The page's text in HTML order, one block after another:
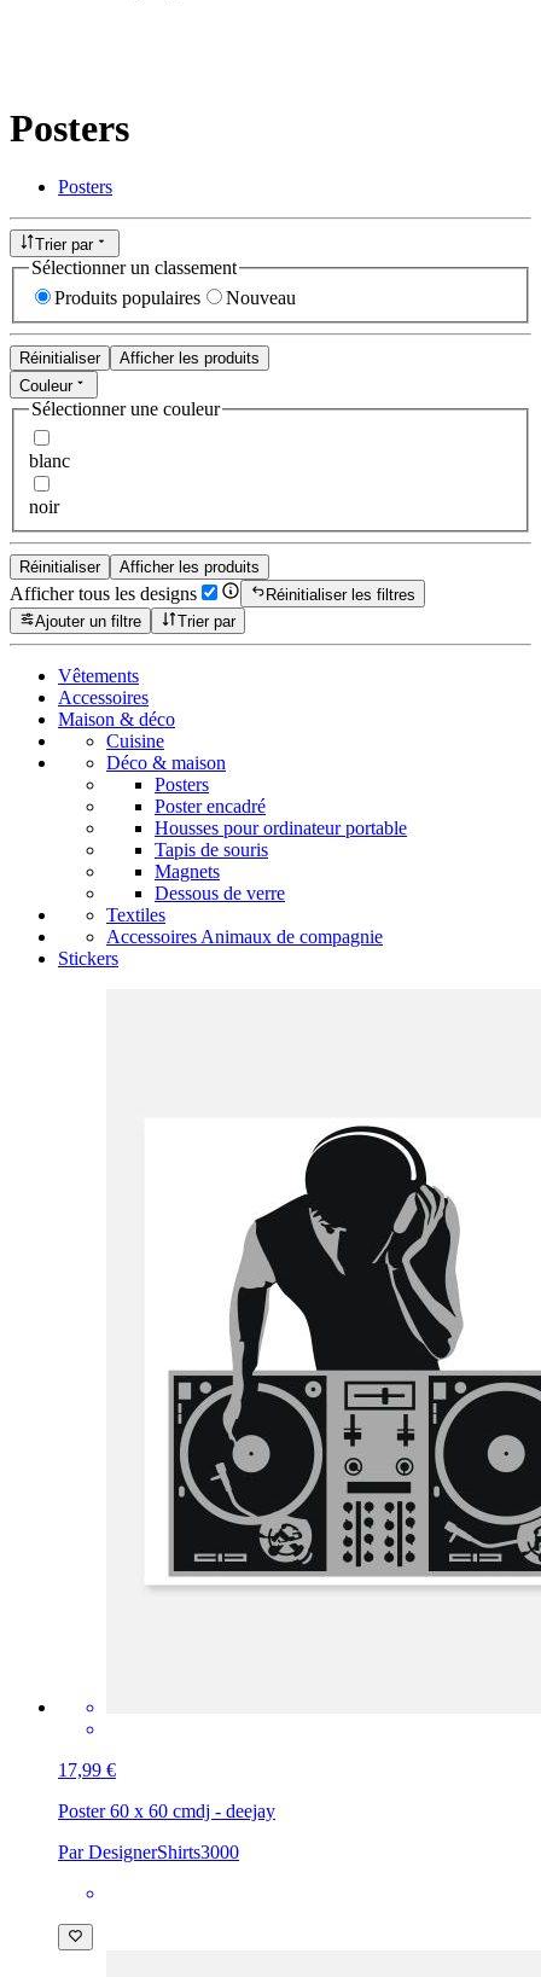
Posters
Posters
Trier par
Sélectionner un classement
Produits populaires
Nouveau
Réinitialiser
Afficher les produits
Couleur
Sélectionner une couleur
blanc
noir
Réinitialiser Afficher les produits
Afficher tous les designs
Réinitialiser les filtres
Ajouter un filtre
Trier par
Vêtements
Accessoires
Maison & déco
Cuisine
Déco & maison
Posters
Poster encadré
Housses pour ordinateur portable
Tapis de souris
Magnets
Dessous de verre
Textiles
Accessoires Animaux de compagnie
Stickers
17,99 €
Poster 60 x 60 cmdj - deejay
Par DesignerShirts3000